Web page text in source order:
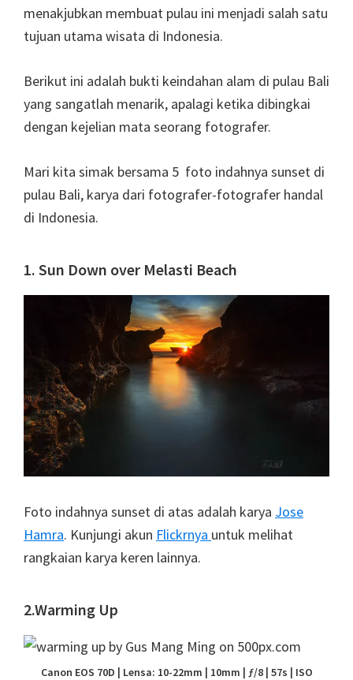
menakjubkan membuat pulau ini menjadi salah satu
tujuan utama wisata di Indonesia.
Berikut ini adalah bukti keindahan alam di pulau Bali
yang sangatlah menarik, apalagi ketika dibingkai
dengan kejelian mata seorang fotografer.
Mari kita simak bersama 5 foto indahnya sunset di
pulau Bali, karya dari fotografer-fotografer handal
di Indonesia.
1. Sun Down over Melasti Beach
Foto indahnya sunset di atas adalah karya Jose
Hamra. Kunjungi akun Flickrnya untuk melihat
rangkaian karya keren lainnya.
2.Warming Up
Canon EOS 70D | Lensa: 10-22mm | 10mm | ƒ/8 | 57s | ISO